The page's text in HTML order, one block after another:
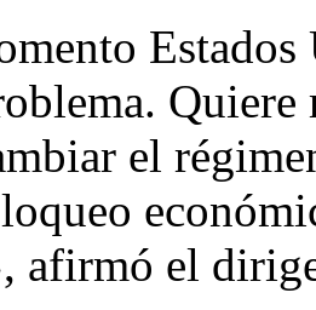
Quiere
el
afirmó el